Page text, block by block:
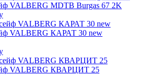
VALBERG MDTB Burgas 67 2K
VALBERG КАРАТ 30 new
VALBERG КВАРЦИТ 25